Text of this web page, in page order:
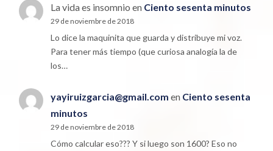
La vida es insomnio en Ciento sesenta minutos
29 de noviembre de 2018
Lo dice la maquinita que guarda y distribuye mi voz.
Para tener más tiempo (que curiosa analogía la de
los…
yayiruizgarcia@gmail.com en Ciento sesenta
minutos
29 de noviembre de 2018
Cómo calcular eso??? Y si luego son 1600? Eso no